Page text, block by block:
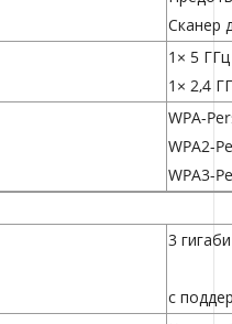
Сканер
1× 5
1× 2,4
WPA-
WPA2-
WPA3-
3
с